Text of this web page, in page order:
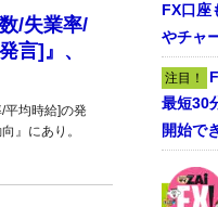
/失業率/
言]』、
平均時給]の発
』にあり。
FX口座
やチャ
注目！
最短30
開始で